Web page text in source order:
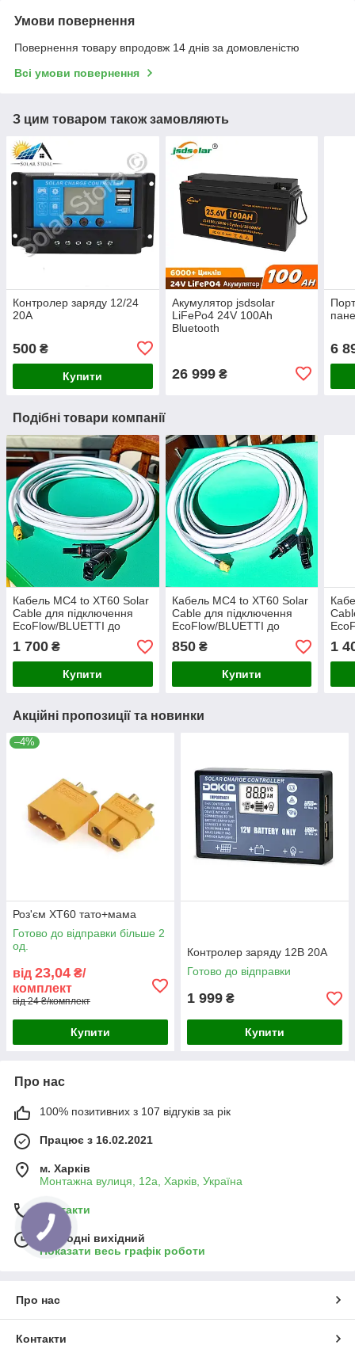
Умови повернення
Повернення товару впродовж 14 днів за домовленістю
Всі умови повернення
З цим товаром також замовляють
Контролер заряду 12/24
20А
500 ₴
Купити
Акумулятор jsdsolar
LiFePo4 24V 100Ah
Bluetooth
26 999₴
6
Подібні товари компанії
Кабель MC4 to XT60 Solar
Cable для підключення
EcoFlow/BLUETTI до
сонячної панелі 9м.
1 700 ₴
Купити
Кабель MC4 to XT60 Solar
Cable для підключення
EcoFlow/BLUETTI до
сонячної панелі 4м.
850₴
Купити
1
Акційні пропозиції та новинки
–4%
Роз'єм XT60 тато+мама
Готово до відправки більше 2
од.
від 23,04 ₴/
комплект
від 24 ₴/комплект
Купити
Контролер заряду 12В 20А
Готово до відправки
1 999 ₴
Купити
Про нас
100% позитивних з 107 відгуків за рік
Працює з 16.02.2021
м. Харків
Монтажна вулиця, 12а, Харків, Україна
Контакти
Сьогодні вихідний
Показати весь графік роботи
Про нас
Контакти